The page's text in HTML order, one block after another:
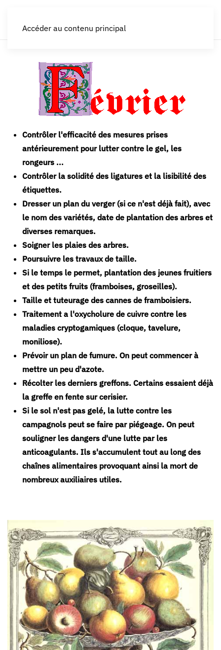
Accéder au contenu principal
Contrôler l'efficacité des mesures prises
antérieurement pour lutter contre le gel, les
rongeurs ...
Contrôler la solidité des ligatures et la lisibilité des
étiquettes.
Dresser un plan du verger (si ce n'est déjà fait), avec
le nom des variétés, date de plantation des arbres et
diverses remarques.
Soigner les plaies des arbres.
Poursuivre les travaux de taille.
Si le temps le permet, plantation des jeunes fruitiers
et des petits fruits (framboises, groseilles).
Taille et tuteurage des cannes de framboisiers.
Traitement a l'oxycholure de cuivre contre les
maladies cryptogamiques (cloque, tavelure,
moniliose).
Prévoir un plan de fumure. On peut commencer à
mettre un peu d'azote.
Récolter les derniers greffons. Certains essaient déjà
la greffe en fente sur cerisier.
Si le sol n'est pas gelé, la lutte contre les
campagnols peut se faire par piégeage. On peut
souligner les dangers d'une lutte par les
anticoagulants. Ils s'accumulent tout au long des
chaînes alimentaires provoquant ainsi la mort de
nombreux auxiliaires utiles.